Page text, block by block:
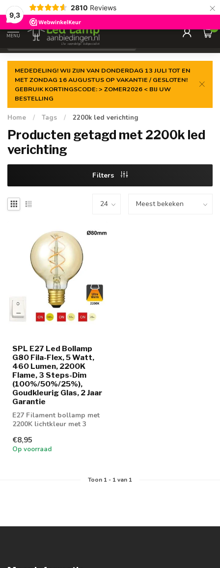
9,3
2810 Reviews ×
Gegarandeerde delaagste prijs
MENU
0
MEDEDELING! WIJ ZIJN VAN DONDERDAG 13 JULI TOT EN
MET ZONDAG 16 AUGUSTUS OP VAKANTIE / GESLOTEN!
GEBRUIK KORTINGSCODE: > ZOMER2026 < BIJ UW
BESTELLING
Home / Tags / 2200k led verichting
Producten getagd met 2200k led
verichting
Filters
SPL E27 Led Bollamp
G80 Fila-Flex, 5 Watt,
460 Lumen, 2200K
Flame, 3 Steps-Dim
(100%/50%/25%),
Goudkleurig Glas, 2 Jaar
Garantie
E27 Filament bollamp met
2200K lichtkleur met 3
€8,95
Op voorraad
Toon 1- 1van 1